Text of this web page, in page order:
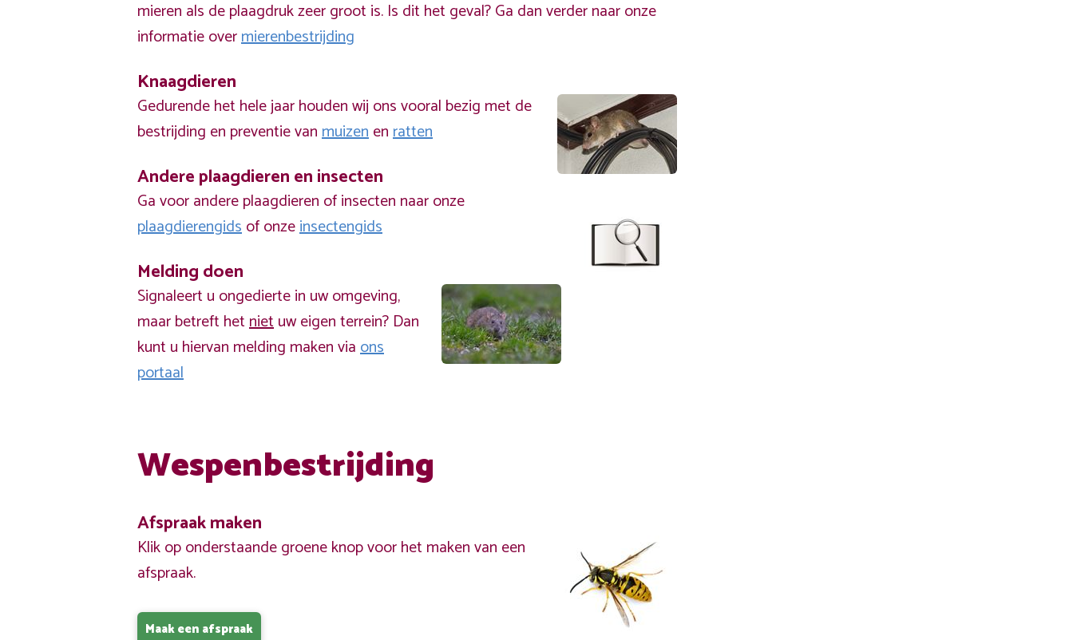
mieren als de plaagdruk zeer groot is. Is dit het geval? Ga dan verder naar onze
informatie overmierenbestrijding
Knaagdieren
Gedurende het hele jaar houden wij ons vooral bezig met de
bestrijding en preventie vanmuizenenratten
Andere plaagdieren en insecten
Ga voor andere plaagdieren of insecten naar onze
plaagdierengidsof onzeinsectengids
Melding doen
Signaleert u ongedierte in uw omgeving,
maar betreft hetnietuw eigen terrein? Dan
kunt u hiervan melding maken viaons
portaal
Wespenbestrijding
Afspraak maken
Klik op onderstaande groene knop voor het maken van een
afspraak.
Maak een afspraak